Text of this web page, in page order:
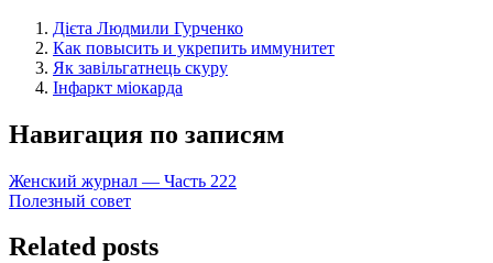
Дієта Людмили Гурченко
Как повысить и укрепить иммунитет
Як завільгатнець скуру
Інфаркт міокарда
Навигация по записям
Женский журнал — Часть 222
Полезный совет
Related posts